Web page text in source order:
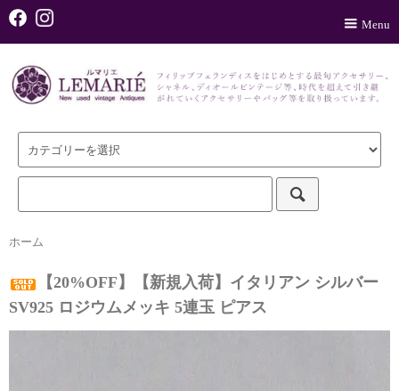
Menu
ホーム
【20%OFF】【新規入荷】イタリアン シルバー
SV925 ロジウムメッキ 5連玉 ピアス